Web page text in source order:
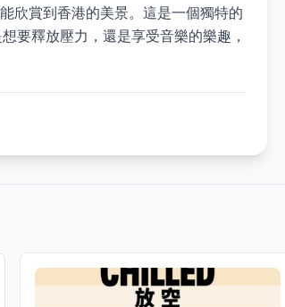
欣賞到香港的美景。這是一個獨特的
要釋放壓力，還是享受音樂的樂趣，